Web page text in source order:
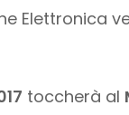
Elettronica
toccherà al